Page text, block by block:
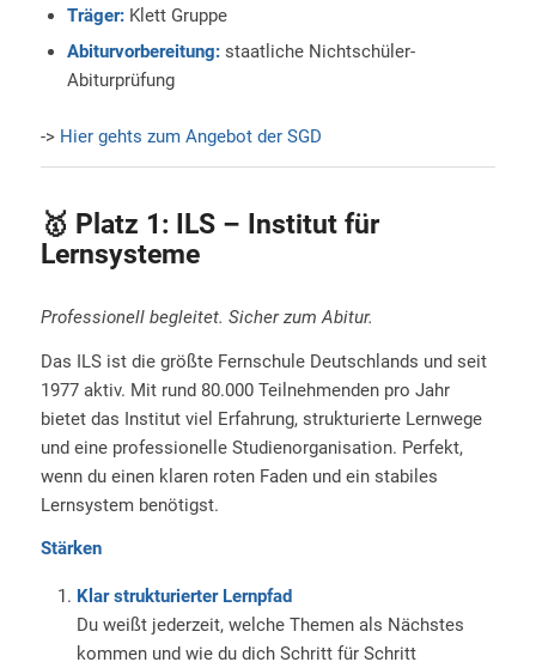
Träger:Klett Gruppe
Abiturvorbereitung:staatliche Nichtschüler-
Abiturprüfung
-> Hier gehts zum Angebot der SGD
🥇 Platz 1: ILS – Institut für
Lernsysteme
Professionell begleitet. Sicher zum Abitur.
Das ILS ist die größte Fernschule Deutschlands und seit
1977 aktiv. Mit rund 80.000 Teilnehmenden pro Jahr
bietet das Institut viel Erfahrung, strukturierte Lernwege
und eine professionelle Studienorganisation. Perfekt,
wenn du einen klaren roten Faden und ein stabiles
Lernsystem benötigst.
Stärken
Klar strukturierter Lernpfad
Du weißt jederzeit, welche Themen als Nächstes
kommen und wie du dich Schritt für Schritt